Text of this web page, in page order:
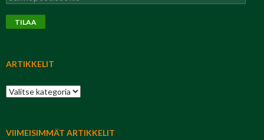
TILAA
ARTIKKELIT
Artikkelit
VIIMEISIMMÄT ARTIKKELIT